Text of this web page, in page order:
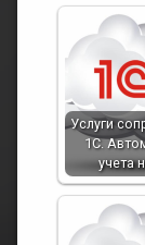
Услуги
1С.
учета